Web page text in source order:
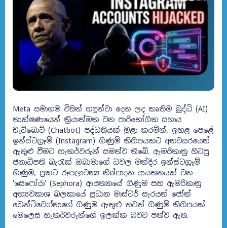
Meta සමාගම විසින් හඳුන්වා දෙන ලද කෘතිම බුද්ධි (AI)
තාක්ෂණයෙන් ක්‍රියාත්මක වන පාරිභෝගික සහාය
චැට්බොට් (Chatbot) පද්ධතියක් මුළා කරමින්, ඉහළ පෙළේ
ඉන්ස්ටග්‍රෑම් (Instagram) ගිණුම් කිහිපයකට අනවසරයෙන්
ඇතුළු වීමට හැකර්වරුන් සමත්ව තිබේ. ඇමරිකානු හිටපු
ජනාධිපති බැරැක් ඔබාමාගේ ධවල මන්දිර ඉන්ස්ටග්‍රෑම්
ගිණුම, ප්‍රකට රූපලාවන්‍ය නිෂ්පාදන ආයතනයක් වන
'සෙෆෝරා' (Sephora) ආයතනයේ ගිණුම සහ ඇමරිකානු
අභ්‍යවකාශ බලකායේ ප්‍රධාන මාස්ටර් සැරයන් ජෝන්
බෙන්ටිවෙග්නාගේ ගිණුම ඇතුළු තවත් ගිණුම් කිහිපයක්
මෙලෙස හැකර්වරුන්ගේ ඉලක්ක බවට පත්ව ඇත.